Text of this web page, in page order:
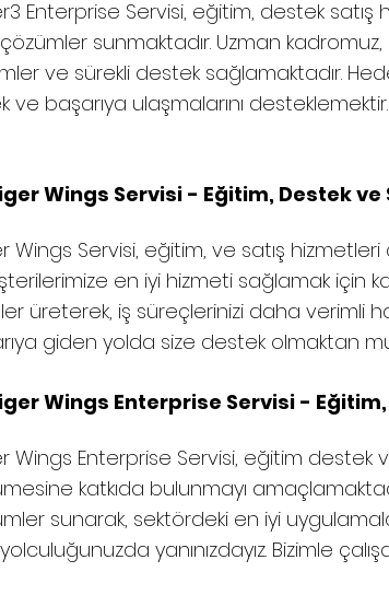
Enterprise Servisi, eğitim, destek satış
sunmaktadır. Uzman kadromuz,
ve sürekli destek sağlamaktadır.
başarıya ulaşmalarını
Wings Servisi - Eğitim, Destek ve
Wings Servisi, eğitim, ve satış
en iyi hizmeti sağlamak için
üreterek, iş süreçlerinizi daha verimli
giden yolda size destek olmaktan
Wings Enterprise Servisi - Eğitim,
Wings Enterprise Servisi, eğitim destek
katkıda bulunmayı
sunarak, sektördeki en iyi
yanınızdayız. Bizimle